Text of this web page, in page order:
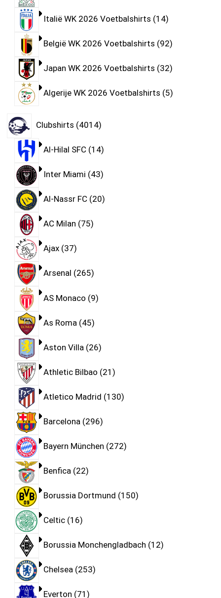
Italië WK 2026 Voetbalshirts 14
België WK 2026 Voetbalshirts 92
Japan WK 2026 Voetbalshirts 32
Algerije WK 2026 Voetbalshirts 5
Clubshirts 4014
Al-Hilal SFC 14
Inter Miami 43
Al-Nassr FC 20
AC Milan 75
Ajax 37
Arsenal 265
AS Monaco 9
As Roma 45
Aston Villa 26
Athletic Bilbao 21
Atletico Madrid 130
Barcelona 296
Bayern München 272
Benfica 22
Borussia Dortmund 150
Celtic 16
Borussia Monchengladbach 12
Chelsea 253
Everton 71